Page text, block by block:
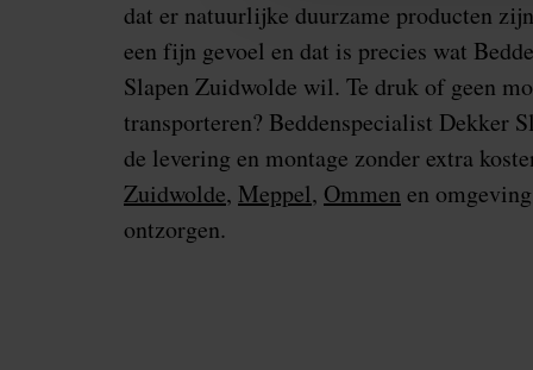
dat er natuurlijke duurzame producten
een fijn gevoel en dat is precies wat
Slapen Zuidwolde wil. Te druk of geen
transporteren? Beddenspecialist Dekker
de levering en montage zonder extra
Zuidwolde, Meppel, Ommen en
ontzorgen.